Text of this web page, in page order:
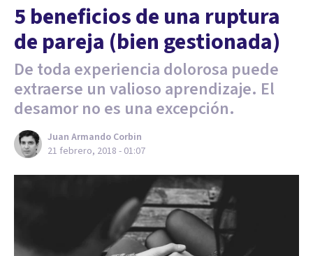
5 beneficios de una ruptura
de pareja (bien gestionada)
De toda experiencia dolorosa puede
extraerse un valioso aprendizaje. El
desamor no es una excepción.
Juan Armando Corbin
21 febrero, 2018 - 01:07